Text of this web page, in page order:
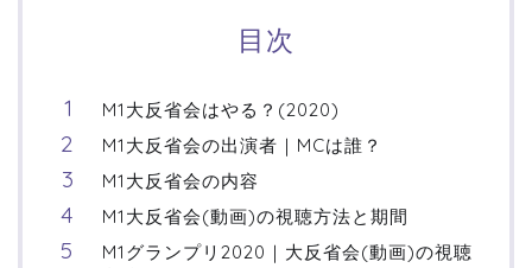
目次
M1大反省会はやる？(2020)
M1大反省会の出演者｜MCは誰？
M1大反省会の内容
M1大反省会(動画)の視聴方法と期間
M1グランプリ2020｜大反省会(動画)の視聴